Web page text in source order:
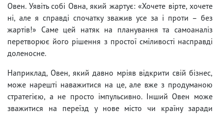
Овен. Уявіть собі Овна, який жартує: «Хочете вірте, хочете
ні, але я справді спочатку зважив усе за і проти – без
жартів!» Саме цей натяк на планування та самоаналіз
перетворює його рішення з простої сміливості насправді
доленосне.
Наприклад, Овен, який давно мріяв відкрити свій бізнес,
може нарешті наважитися на це, але вже з продуманою
стратегією, а не просто імпульсивно. Інший Овен може
зважитися на переїзд у нове місто чи країну заради